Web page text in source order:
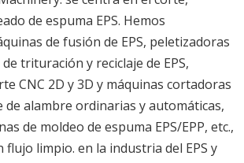
de espuma EPS. Hemos
de fusión de EPS, peletizadoras
trituración y reciclaje de EPS,
CNC 2D y 3D y máquinas cortadoras
de alambre ordinarias y automáticas,
de moldeo de espuma EPS/EPP, etc.,
flujo limpio. en la industria del EPS y